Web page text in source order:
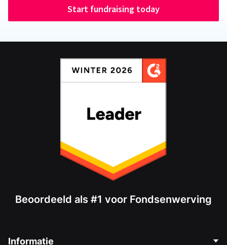
Start fundraising today
Beoordeeld als #1 voor Fondsenwerving
Informatie